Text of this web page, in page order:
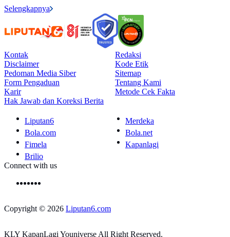
Selengkapnya
Kontak
Redaksi
Disclaimer
Kode Etik
Pedoman Media Siber
Sitemap
Form Pengaduan
Tentang Kami
Karir
Metode Cek Fakta
Hak Jawab dan Koreksi Berita
Liputan6
Merdeka
Bola.com
Bola.net
Fimela
Kapanlagi
Brilio
Connect with us
Copyright © 2026 Liputan6.com
KLY KapanLagi Youniverse All Right Reserved.